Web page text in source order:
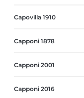
Capovilla 1910
Capponi 1878
Capponi 2001
Capponi 2016